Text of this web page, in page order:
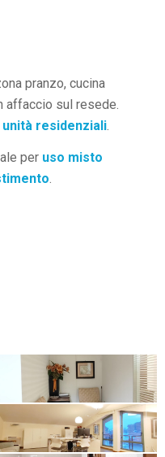
pranzo, cucina
affaccio sul resede.
residenziali
per uso misto
.